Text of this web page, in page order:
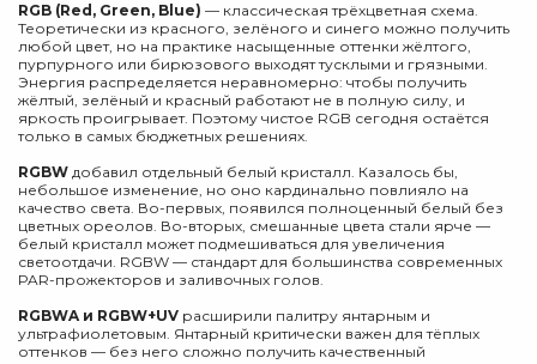
RGB (Red, Green, Blue) — классическая трёхцветная схема.
Теоретически из красного, зелёного и синего можно получить
любой цвет, но на практике насыщенные оттенки жёлтого,
пурпурного или бирюзового выходят тусклыми и грязными.
Энергия распределяется неравномерно: чтобы получить
жёлтый, зелёный и красный работают не в полную силу, и
яркость проигрывает. Поэтому чистое RGB сегодня остаётся
только в самых бюджетных решениях.
RGBW добавил отдельный белый кристалл. Казалось бы,
небольшое изменение, но оно кардинально повлияло на
качество света. Во-первых, появился полноценный белый без
цветных ореолов. Во-вторых, смешанные цвета стали ярче —
белый кристалл может подмешиваться для увеличения
светоотдачи. RGBW — стандарт для большинства современных
PAR-прожекторов и заливочных голов.
RGBWA и RGBW+UV расширили палитру янтарным и
ультрафиолетовым. Янтарный критически важен для тёплых
оттенков — без него сложно получить качественный